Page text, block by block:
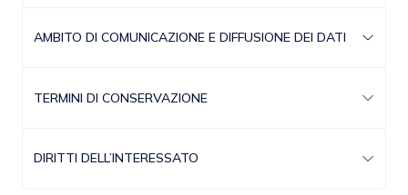
AMBITO DI COMUNICAZIONE E DIFFUSIONE DEI DATI
TERMINI DI CONSERVAZIONE
DIRITTI DELL’INTERESSATO